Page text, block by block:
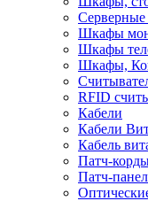
Шкафы
Шкафы
Шкафы,
RFID
Кабели
Кабели
Кабель
Патч-
Патч-